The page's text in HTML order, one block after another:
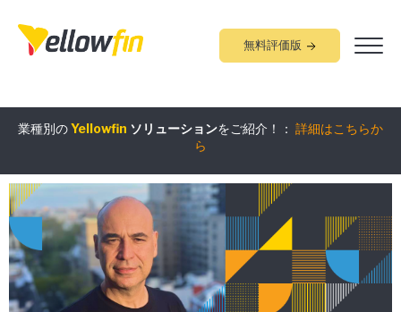
無料評価版
業種別の Yellowfin ソリューション をご紹介！： 詳細はこちらか
ら